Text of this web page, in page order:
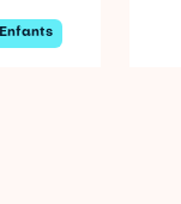
Enfants